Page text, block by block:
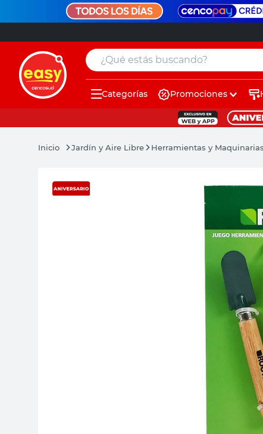
¿Qué estás buscando?
Categorías Promociones
Jardín y Aire Libre Herramientas y
muebles